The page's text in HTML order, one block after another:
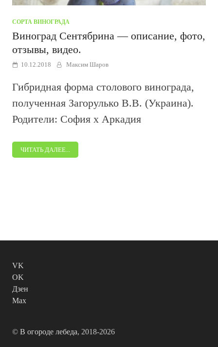
СОРТА ВИНОГРАДА
Виноград Сентябрина — описание, фото,
отзывы, видео.
10.12.2018 Максим Шаров
Гибридная форма столового винограда,
полученная Загорулько В.В. (Украина).
Родители: София х Аркадия
ЧИТАТЬ ДАЛЕЕ...
VK
OK
Дзен
Max
© В огороде лебеда, 2018-2026